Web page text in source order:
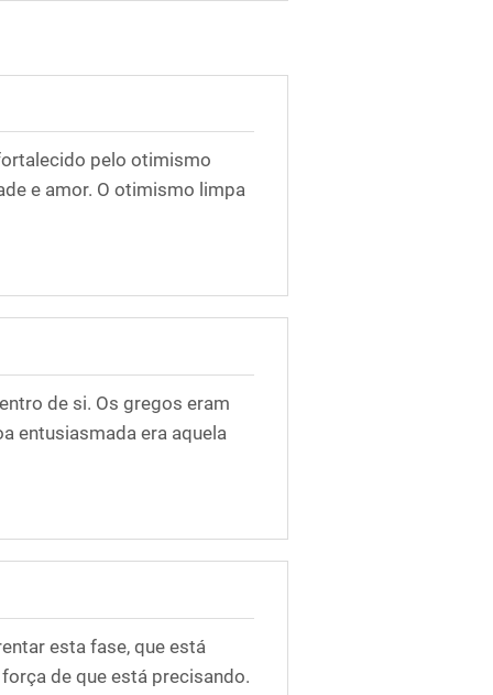
pelo otimismo
e amor. O otimismo limpa
de si. Os gregos eram
entusiasmada era aquela
esta fase, que está
de que está precisando.